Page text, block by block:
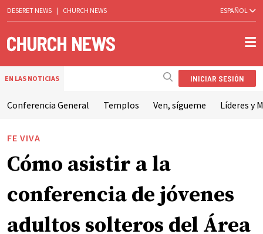
DESERET NEWS | CHURCH NEWS ESPAÑOL
EN LAS NOTICIAS INICIAR SESIÓN
Conferencia General Templos Ven, sígueme Líderes y
FE VIVA
Cómo asistir a la
conferencia de jóvenes
adultos solteros del Área